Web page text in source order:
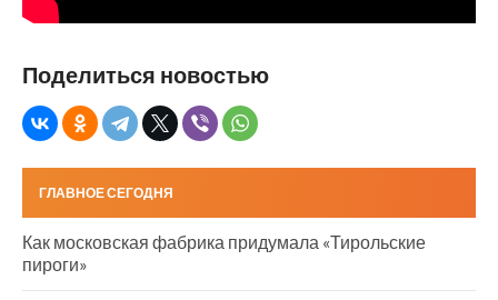
Поделиться новостью
ГЛАВНОЕ СЕГОДНЯ
Как московская фабрика придумала «Тирольские
пироги»